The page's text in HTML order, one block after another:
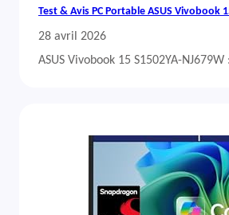
Test & Avis PC Portable ASUS Vivobook
28 avril 2026
ASUS Vivobook 15 S1502YA-